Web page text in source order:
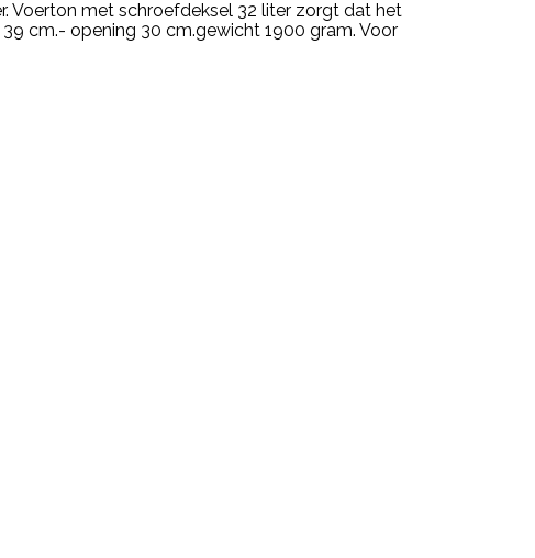
Voerton met schroefdeksel 32 liter zorgt dat het
cm.- opening 30 cm.gewicht 1900 gram. Voor